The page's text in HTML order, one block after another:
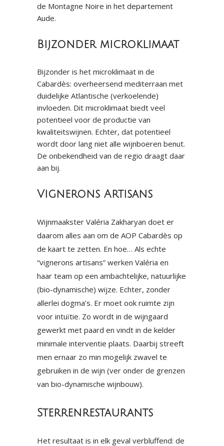
de Montagne Noire in het departement
Aude.
Bijzonder microklimaat
Bijzonder is het microklimaat in de
Cabardès: overheersend mediterraan met
duidelijke Atlantische (verkoelende)
invloeden. Dit microklimaat biedt veel
potentieel voor de productie van
kwaliteitswijnen. Echter, dat potentieel
wordt door lang niet alle wijnboeren benut.
De onbekendheid van de regio draagt daar
aan bij.
Vignerons Artisans
Wijnmaakster Valéria Zakharyan doet er
daarom alles aan om de AOP Cabardès op
de kaart te zetten. En hoe… Als echte
“vignerons artisans” werken Valéria en
haar team op een ambachtelijke, natuurlijke
(bio-dynamische) wijze. Echter, zonder
allerlei dogma’s. Er moet ook ruimte zijn
voor intuïtie. Zo wordt in de wijngaard
gewerkt met paard en vindt in de kelder
minimale interventie plaats. Daarbij streeft
men ernaar zo min mogelijk zwavel te
gebruiken in de wijn (ver onder de grenzen
van bio-dynamische wijnbouw).
Sterrenrestaurants
Het resultaat is in elk geval verbluffend: de